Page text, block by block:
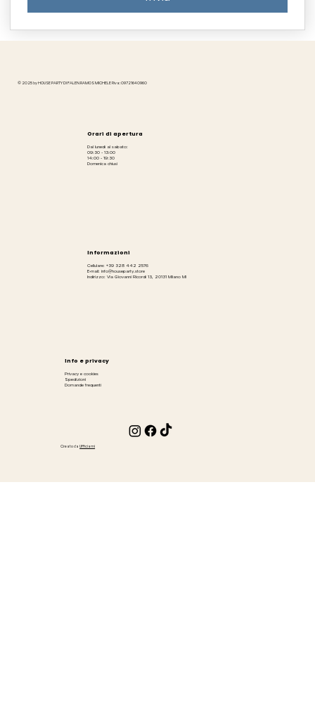
© 2025 by HOUSE PARTY DI FALEN RAMOS MICHELE P.iva: 09721640960
Orari di apertura
Dal lunedì al sabato:
09:30 - 13:00
14:00 - 19:30
Domenica chiusi
Informazioni
Cellulare: +39 328 442 2576
E-mail: info@houseparty.store
Indirizzo: Via Giovanni Ricordi 13, 20131 Milano MI
Info e privacy
Privacy e cookies
Spedizioni
Domande frequenti
Creato da Ufficiami